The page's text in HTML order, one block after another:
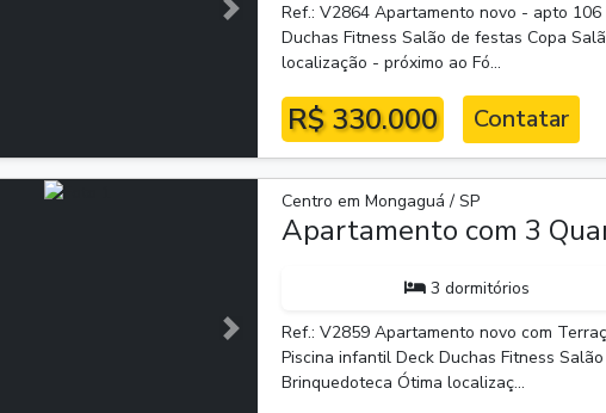
PróximaRef.: V2864 Apartamento novo - apto
Duchas Fitness Salão de festas Copa
localização - próximo ao Fó...
R$ 330.000 Contatar
Próxima
Centro em Mongaguá / SP
Apartamento com 3
3 dormitórios
Ref.: V2859 Apartamento novo com
Piscina infantil Deck Duchas Fitness
Brinquedoteca Ótima localizaç...